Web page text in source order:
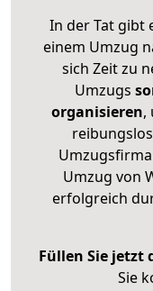
In der Tat gibt
einem Umzug
sich Zeit zu
Umzugs
organisieren,
Umzug von
erfolgreich
Füllen Sie jetzt
Sie